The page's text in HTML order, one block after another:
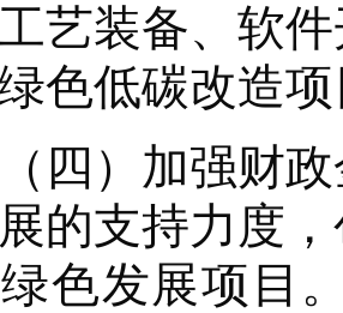
艺装备、软
色低碳改造
）加强财政
的支持力度
色发展项目